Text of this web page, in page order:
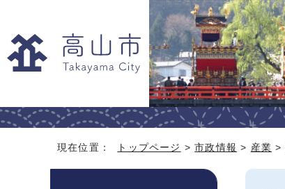
現在位置： トップページ >市政情報 > 産業 >